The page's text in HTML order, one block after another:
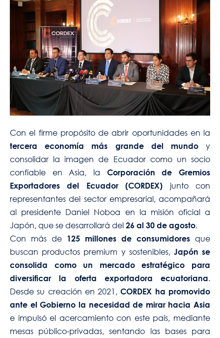
Con el firme propósito de abrir oportunidades en la
tercera economía más grande del mundoy
consolidar la imagen de Ecuador como un socio
confiable en Asia, la Corporación de Gremios
Exportadores del Ecuador (CORDEX) junto con
representantes del sector empresarial, acompañará
al presidente Daniel Noboa en la misión oficial a
Japón, que se desarrollará del 26 al 30 de agosto.
Con más de 125 millones de consumidores que
buscan productos premium y sostenibles, Japón se
consolida como un mercado estratégico para
diversificar la oferta exportadora ecuatoriana.
Desde su creación en 2021,CORDEX ha promovido
ante el Gobierno la necesidad de mirar hacia Asia
e impulsó el acercamiento con este país, mediante
mesas público-privadas, sentando las bases para